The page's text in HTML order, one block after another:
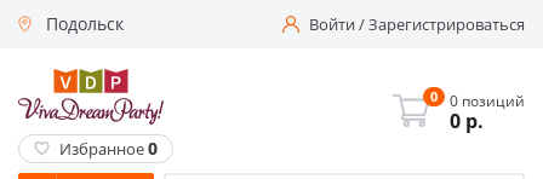
Подольск Войти/Зарегистрироваться
0 0 позиций
0 р.
Избранное0